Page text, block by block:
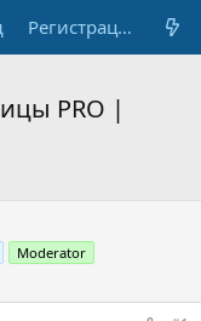
Регистрация
PRO |
Moderator